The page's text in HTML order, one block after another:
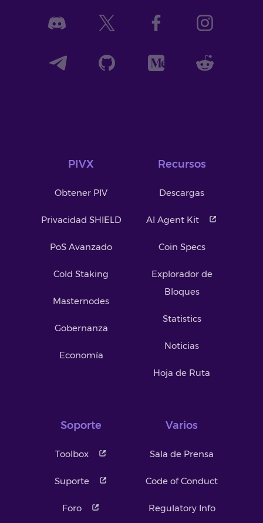
PIVX
Obtener PIV
Privacidad SHIELD
PoS Avanzado
Cold Staking
Masternodes
Gobernanza
Economía
Recursos
Descargas
AI Agent Kit
Coin Specs
Explorador de
Bloques
Statistics
Noticias
Hoja de Ruta
Soporte
Toolbox
Suporte
Foro
Varios
Sala de Prensa
Code of Conduct
Regulatory Info